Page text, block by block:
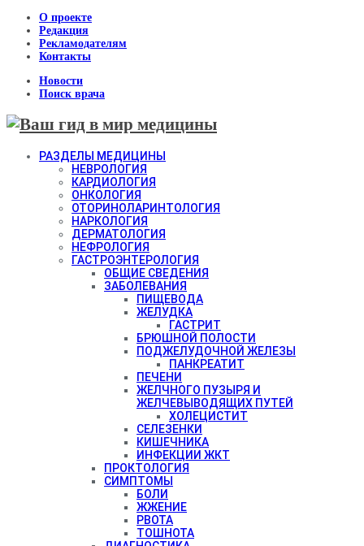
О проекте
Редакция
Рекламодателям
Контакты
Новости
Поиск врача
РАЗДЕЛЫ МЕДИЦИНЫ
НЕВРОЛОГИЯ
КАРДИОЛОГИЯ
ОНКОЛОГИЯ
ОТОРИНОЛАРИНТОЛОГИЯ
НАРКОЛОГИЯ
ДЕРМАТОЛОГИЯ
НЕФРОЛОГИЯ
ГАСТРОЭНТЕРОЛОГИЯ
ОБЩИЕ СВЕДЕНИЯ
ЗАБОЛЕВАНИЯ
ПИЩЕВОДА
ЖЕЛУДКА
ГАСТРИТ
БРЮШНОЙ ПОЛОСТИ
ПОДЖЕЛУДОЧНОЙ ЖЕЛЕЗЫ
ПАНКРЕАТИТ
ПЕЧЕНИ
ЖЕЛЧНОГО ПУЗЫРЯ И
ЖЕЛЧЕВЫВОДЯЩИХ ПУТЕЙ
ХОЛЕЦИСТИТ
СЕЛЕЗЕНКИ
КИШЕЧНИКА
ИНФЕКЦИИ ЖКТ
ПРОКТОЛОГИЯ
СИМПТОМЫ
БОЛИ
ЖЖЕНИЕ
РВОТА
ТОШНОТА